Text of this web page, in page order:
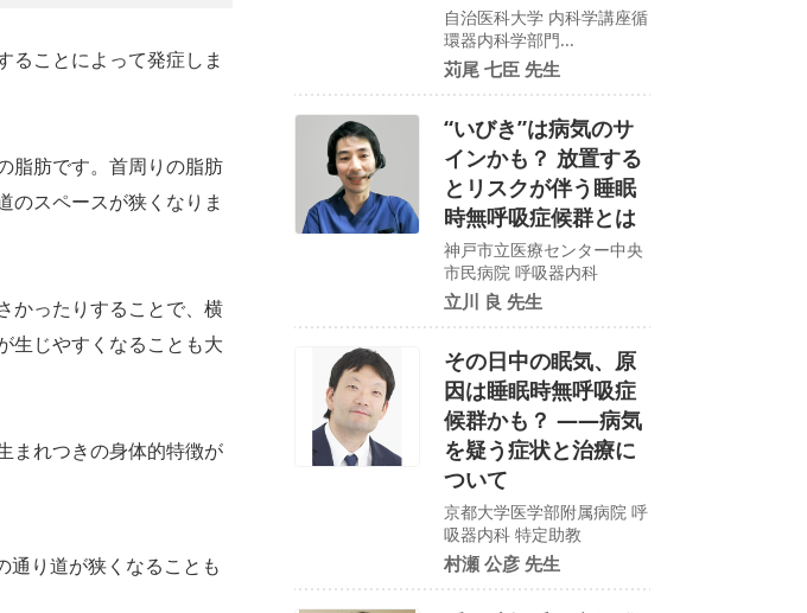
ることによって発症しま
脂肪です。首周りの脂肪
のスペースが狭くなりま
かったりすることで、横
生じやすくなることも大
まれつきの身体的特徴が
通り道が狭くなることも
自治医科大学 内科学講座循
環器内科学部門...
苅尾 七臣 先生
“いびき”は病気のサ
インかも？ 放置する
とリスクが伴う睡眠
時無呼吸症候群とは
神戸市立医療センター中央
市民病院 呼吸器内科
立川 良 先生
その日中の眠気、原
因は睡眠時無呼吸症
候群かも？ ――病気
を疑う症状と治療に
ついて
京都大学医学部附属病院 呼
吸器内科 特定助教
村瀬 公彦 先生